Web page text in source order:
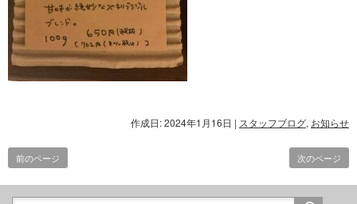
作成日: 2024年1月16日 | スタッフブログ, お知らせ
前のページ 次のページ